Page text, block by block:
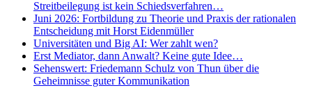
Streitbeilegung ist kein Schiedsverfahren…
Juni 2026: Fortbildung zu Theorie und Praxis der rationalen
Entscheidung mit Horst Eidenmüller
Universitäten und Big AI: Wer zahlt wen?
Erst Mediator, dann Anwalt? Keine gute Idee…
Sehenswert: Friedemann Schulz von Thun über die
Geheimnisse guter Kommunikation